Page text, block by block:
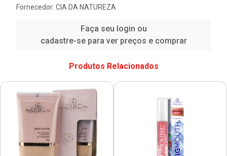
Fornecedor: CIA DA NATUREZA
Faça seu login ou
cadastre-se para ver preços e comprar
Produtos Relacionados